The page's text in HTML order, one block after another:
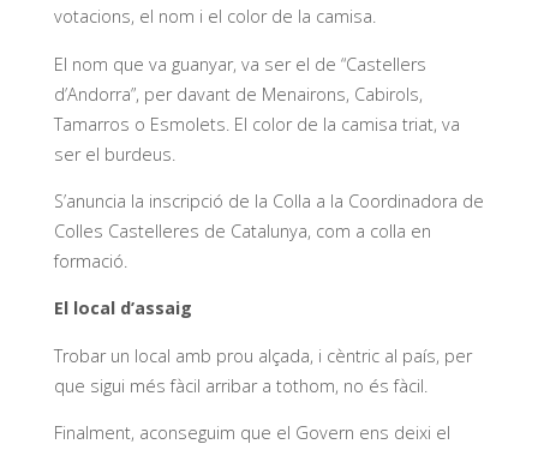
votacions, el nom i el color de la camisa.
El nom que va guanyar, va ser el de “Castellers
d’Andorra”, per davant de Menairons, Cabirols,
Tamarros o Esmolets. El color de la camisa triat, va
ser el burdeus.
S’anuncia la inscripció de la Colla a la Coordinadora de
Colles Castelleres de Catalunya, com a colla en
formació.
El local d’assaig
Trobar un local amb prou alçada, i cèntric al país, per
que sigui més fàcil arribar a tothom, no és fàcil.
Finalment, aconseguim que el Govern ens deixi el